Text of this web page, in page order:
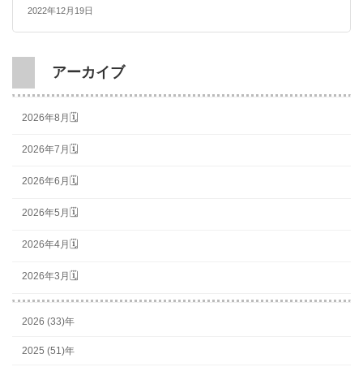
2022年12月19日
アーカイブ
2026年8月🗓
2026年7月🗓
2026年6月🗓
2026年5月🗓
2026年4月🗓
2026年3月🗓
2026 (33)年
2025 (51)年